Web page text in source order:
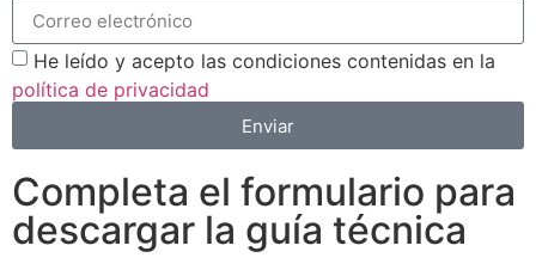
He leído y acepto las condiciones contenidas en la
política de privacidad
Enviar
Completa el formulario para
descargar la guía técnica